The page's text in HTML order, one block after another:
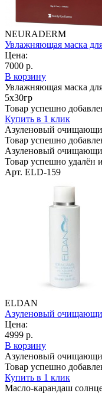
NEURADERM
Увлажняющая маска
Цена:
7000 р.
В корзину
Увлажняющая маска
5х30гр
Товар успешно
Купить в 1 клик
Азуленовый
Товар успешно
Азуленовый
Товар успешно удалён
Арт. ELD-159
ELDAN
Азуленовый
Цена:
4999 р.
В корзину
Азуленовый
Товар успешно
Купить в 1 клик
Масло-карандаш